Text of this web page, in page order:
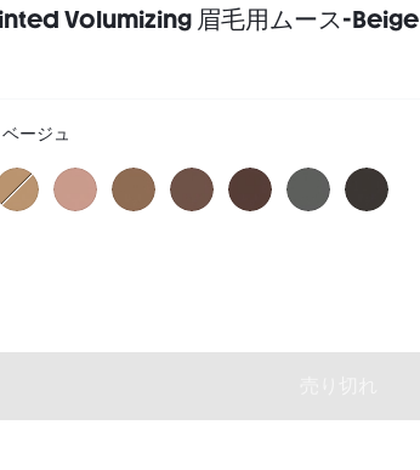
Volumizing 眉毛用ムース-Beige
ベージュ